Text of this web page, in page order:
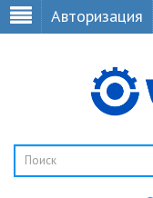
Авторизация